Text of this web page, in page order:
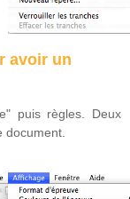
avoir un
puis règles. Deux
document.